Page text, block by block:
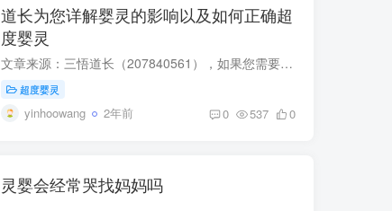
道长为您详解婴灵的影响以及如何正确超
度婴灵
文章来源：三悟道长（207840561），如果您需要正规庙帮助超度您的孩子，可以咨询三悟道长。随着社会的发展，人们生活习惯及外来文化的影响，亲密关系的开放导致女子怀孕几率增加，大家对待堕胎...
超度婴灵
yinhoowang 2年前 0 537 0
灵婴会经常哭找妈妈吗